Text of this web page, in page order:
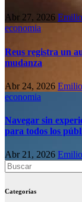
Abr 27, 2026
economia
Reus registra un
mudanza
Abr 24, 2026
economia
Navegar sin
para todos los
Abr 21, 2026
Categorías